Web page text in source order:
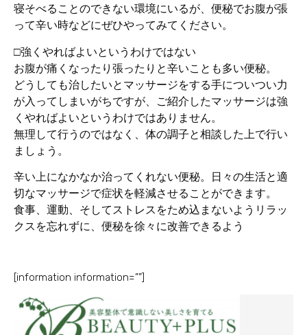
寝そべることのできない環境にいるが、便秘でお腹が張
って辛い時などにぜひやってみてください。
□強くやればよいというわけではない
お腹が痛くなったり張ったりと辛いことも多い便秘。
どうしても治したいとマッサージをする手についつい力
が入ってしまいがちですが、ご紹介したマッサージは強
くやればよいというわけではありません。
無理して行うのではなく、体の調子と相談した上で行い
ましょう。
辛い上になかなか治ってくれない便秘。日々の生活と適
切なマッサージで症状を軽減させることができます。
食事、運動、そしてストレスをため込まないようリラッ
クスを忘れずに、便秘を徐々に改善できるよう
[information information=””]